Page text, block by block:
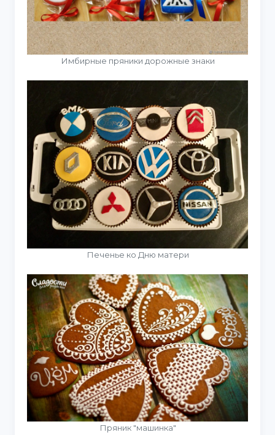
Имбирные пряники дорожные знаки
Печенье ко Дню матери
Пряник "машинка"